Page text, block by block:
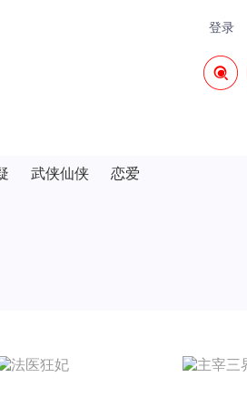
登录

武侠仙侠 恋爱